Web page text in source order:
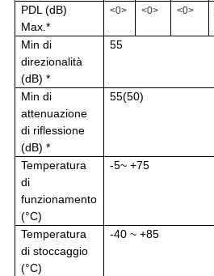
PDL (dB)
Max.*
<0> <0> <0>
Min di
direzionalità
(dB) *
55
Min di
attenuazione
di riflessione
(dB) *
55(50)
Temperatura
di
funzionamento
(°C)
-5~ +75
Temperatura
di stoccaggio
(°C)
-40 ~ +85